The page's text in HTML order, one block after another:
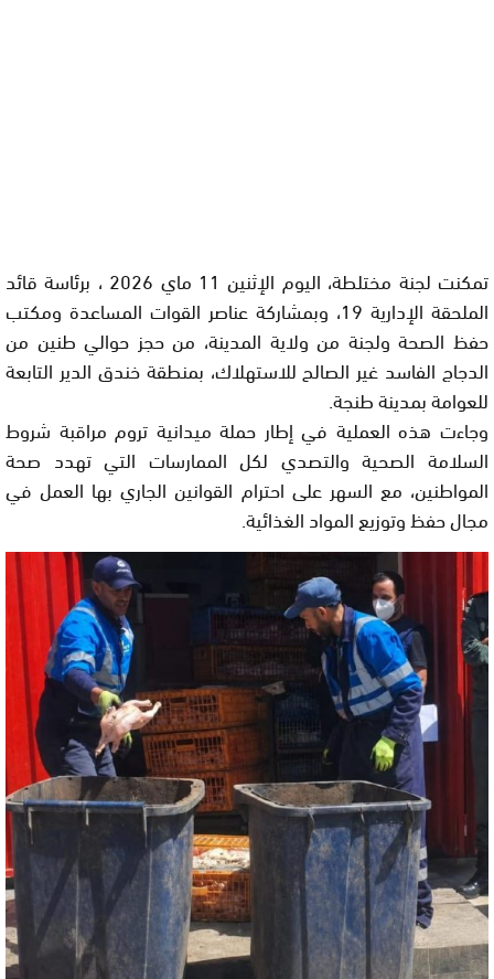
تمكنت لجنة مختلطة، اليوم الإثنين 11 ماي 2026 ، برئاسة قائد
الملحقة الإدارية 19، وبمشاركة عناصر القوات المساعدة ومكتب
حفظ الصحة ولجنة من ولاية المدينة، من حجز حوالي طنين من
الدجاج الفاسد غير الصالح للاستهلاك، بمنطقة خندق الدير التابعة
للعوامة بمدينة طنجة.
وجاءت هذه العملية في إطار حملة ميدانية تروم مراقبة شروط
السلامة الصحية والتصدي لكل الممارسات التي تهدد صحة
المواطنين، مع السهر على احترام القوانين الجاري بها العمل في
مجال حفظ وتوزيع المواد الغذائية.